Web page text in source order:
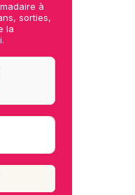
à
sorties,
la